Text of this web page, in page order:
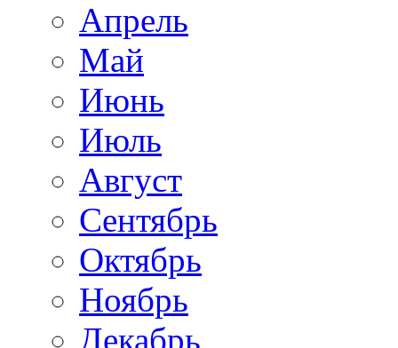
Апрель
Май
Июнь
Июль
Август
Сентябрь
Октябрь
Ноябрь
Декабрь